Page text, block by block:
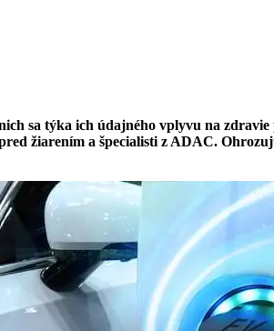
sa týka ich údajného vplyvu na
žiarením a špecialisti z ADAC.